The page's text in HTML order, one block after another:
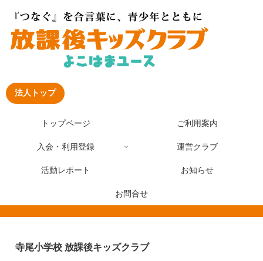
法人トップ
トップページ ご利用案内
入会・利用登録 運営クラブ
活動レポート お知らせ
お問合せ
寺尾小学校 放課後キッズクラブ